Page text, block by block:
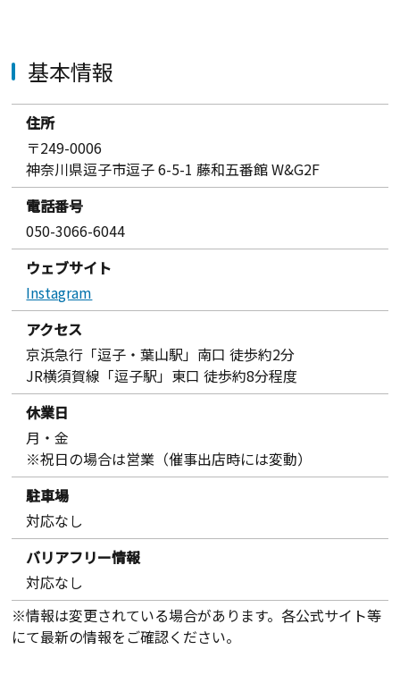
基本情報
住所
〒249-0006
神奈川県逗子市逗子 6-5-1 藤和五番館 W&G2F
電話番号
050-3066-6044
ウェブサイト
Instagram
アクセス
京浜急行「逗子・葉山駅」南口 徒歩約2分
JR横須賀線「逗子駅」東口 徒歩約8分程度
休業日
月・金
※祝日の場合は営業（催事出店時には変動）
駐車場
対応なし
バリアフリー情報
対応なし
※情報は変更されている場合があります。各公式サイト等
にて最新の情報をご確認ください。